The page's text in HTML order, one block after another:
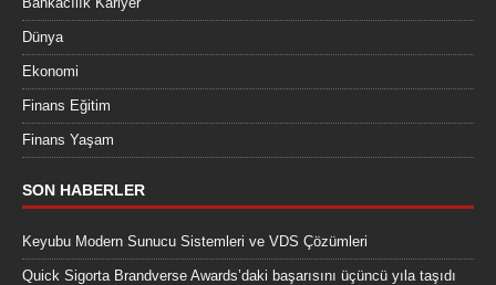
Dünya
Ekonomi
Finans Eğitim
Finans Yaşam
SON HABERLER
Keyubu Modern Sunucu Sistemleri ve VDS Çözümleri
Quick Sigorta Brandverse Awards’daki başarısını üçüncü yıla taşıdı